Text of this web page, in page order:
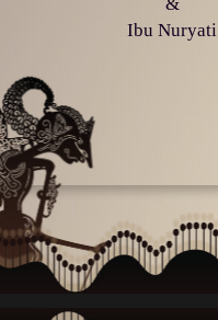
Ibu Nuryati